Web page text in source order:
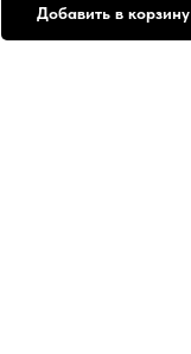
Добавить в корзину